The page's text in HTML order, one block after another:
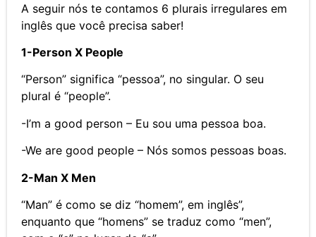
A seguir nós te contamos 6 plurais irregulares em
inglês que você precisa saber!
1-Person X People
“Person” significa “pessoa”, no singular. O seu
plural é “people”.
-I’m a good person – Eu sou uma pessoa boa.
-We are good people – Nós somos pessoas boas.
2-Man X Men
“Man” é como se diz “homem”, em inglês”,
enquanto que “homens” se traduz como “men”,